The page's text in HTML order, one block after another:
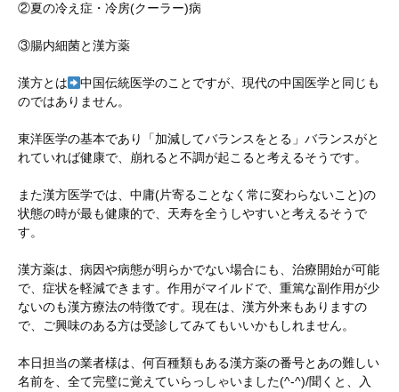
②夏の冷え症・冷房(クーラー)病
③腸内細菌と漢方薬
漢方とは
中国伝統医学のことですが、現代の中国医学と同じも
のではありません。
東洋医学の基本であり「加減してバランスをとる」バランスがと
れていれば健康で、崩れると不調が起こると考えるそうです。
また漢方医学では、中庸(片寄ることなく常に変わらないこと)の
状態の時が最も健康的で、天寿を全うしやすいと考えるそうで
す。
漢方薬は、病因や病態が明らかでない場合にも、治療開始が可能
で、症状を軽減できます。作用がマイルドで、重篤な副作用が少
ないのも漢方療法の特徴です。現在は、漢方外来もありますの
で、ご興味のある方は受診してみてもいいかもしれません。
本日担当の業者様は、何百種類もある漢方薬の番号とあの難しい
名前を、全て完璧に覚えていらっしゃいました(^-^)/聞くと、入